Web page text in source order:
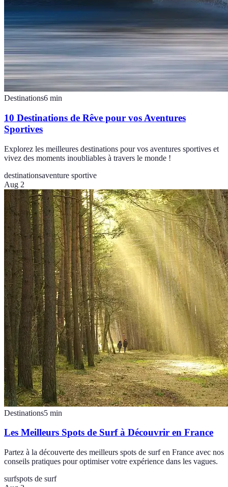
Destinations6 min
10 Destinations de Rêve pour vos Aventures
Sportives
Explorez les meilleures destinations pour vos aventures sportives et
vivez des moments inoubliables à travers le monde !
destinationsaventure sportive
Aug 2
Destinations5 min
Les Meilleurs Spots de Surf à Découvrir en France
Partez à la découverte des meilleurs spots de surf en France avec nos
conseils pratiques pour optimiser votre expérience dans les vagues.
surfspots de surf